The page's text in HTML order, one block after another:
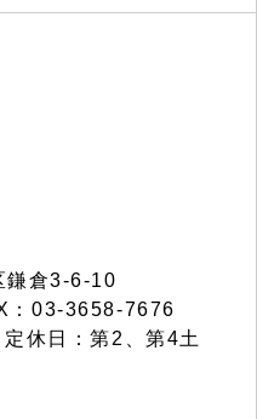
倉3-6-10
：03-3658-7676
休日：第2、第4土